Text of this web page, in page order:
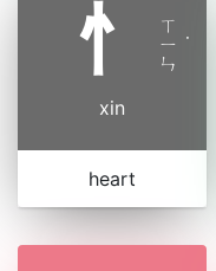
忄
ㄒ
ㄧ
ㄣ
˙
xin
heart